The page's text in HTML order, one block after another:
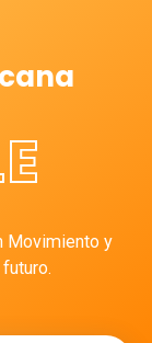
Movimiento y